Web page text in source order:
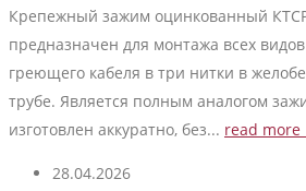
Крепежный зажим оцинкованный
предназначен для монтажа всех
греющего кабеля в три нитки в
трубе. Является полным аналогом
изготовлен аккуратно, без... read
28.04.2026